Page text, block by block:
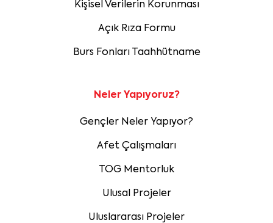
Kişisel Verilerin Korunması
Açık Rıza Formu
Burs Fonları Taahhütname
Neler Yapıyoruz?
Gençler Neler Yapıyor?
Afet Çalışmaları
TOG Mentorluk
Ulusal Projeler
Uluslararası Projeler